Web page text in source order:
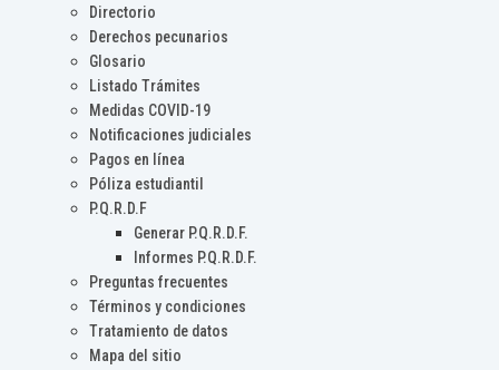
Directorio
Derechos pecunarios
Glosario
Listado Trámites
Medidas COVID-19
Notificaciones judiciales
Pagos en línea
Póliza estudiantil
P.Q.R.D.F
Generar P.Q.R.D.F.
Informes P.Q.R.D.F.
Preguntas frecuentes
Términos y condiciones
Tratamiento de datos
Mapa del sitio